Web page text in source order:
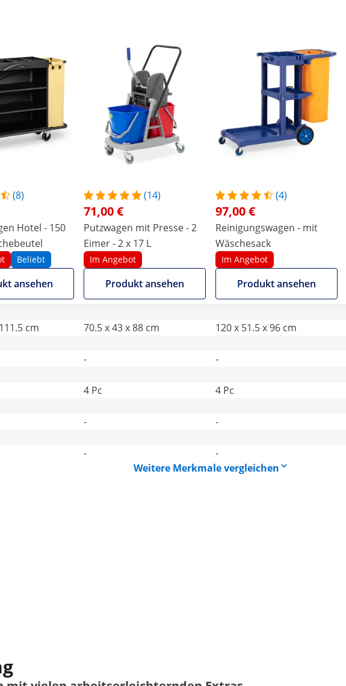
(8)
Hotel - 150
Beliebt
ansehen
(14)
71,00 €
Putzwagen mit Presse - 2
Eimer - 2 x 17 L
Im Angebot
Produkt ansehen
(4)
97,00 €
Reinigungswagen - mit
Wäschesack
Im Angebot
Produkt ansehen
cm 70.5 x 43 x 88 cm 120 x 51.5 x 96 cm
- -
4 Pc 4 Pc
- -
- -
Weitere Merkmale vergleichen